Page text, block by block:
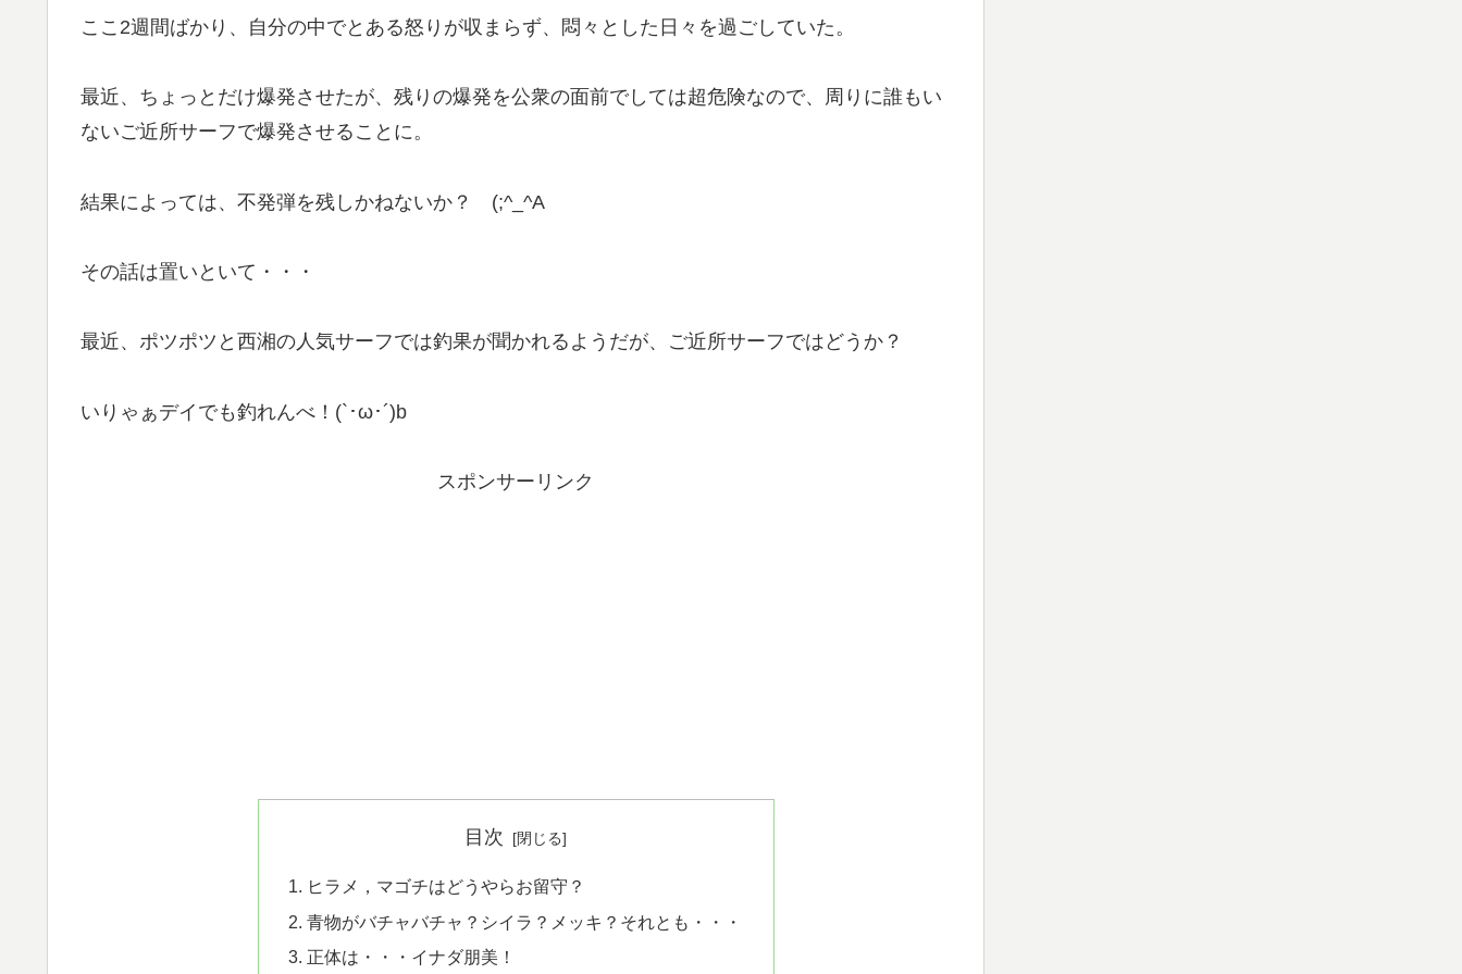
ここ2週間ばかり、自分の中でとある怒りが収まらず、悶々とした日々を過ごしていた。
最近、ちょっとだけ爆発させたが、残りの爆発を公衆の面前でしては超危険なので、周りに誰もい
ないご近所サーフで爆発させることに。
結果によっては、不発弾を残しかねないか？ (;^_^A
その話は置いといて・・・
最近、ポツポツと西湘の人気サーフでは釣果が聞かれるようだが、ご近所サーフではどうか？
いりゃぁデイでも釣れんべ！(`･ω･´)b
スポンサーリンク
目次
ヒラメ，マゴチはどうやらお留守？
青物がバチャバチャ？シイラ？メッキ？それとも・・・
正体は・・・イナダ朋美！